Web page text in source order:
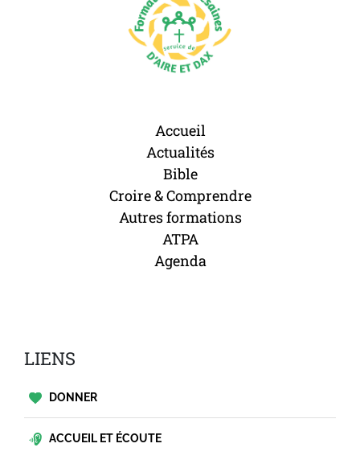
Accueil
Actualités
Bible
Croire & Comprendre
Autres formations
ATPA
Agenda
LIENS
DONNER
ACCUEIL ET ÉCOUTE